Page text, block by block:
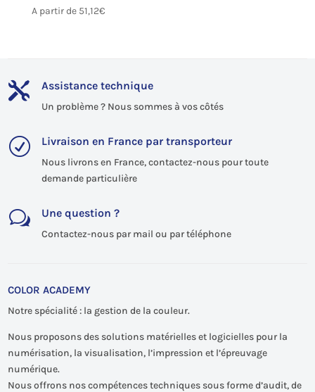
A partir de 51,12€
 Assistance technique
Un problème ? Nous sommes à vos côtés
R Livraison en France par transporteur
Nous livrons en France, contactez-nous pour toute
demande particulière
w Une question ?
Contactez-nous par mail ou par téléphone
COLOR ACADEMY
Notre spécialité : la gestion de la couleur.
Nous proposons des solutions matérielles et logicielles pour la
numérisation, la visualisation, l’impression et l’épreuvage
numérique.
Nous offrons nos compétences techniques sous forme d’audit, de